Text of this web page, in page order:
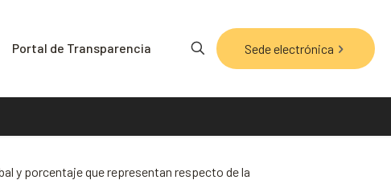
Portal de Transparencia Sede electrónica
y porcentaje que representan respecto de la